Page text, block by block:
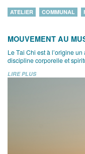
ATELIER COMMUNAL
MOUVEMENT AU
Le Tai Chi est à l’origine
discipline corporelle et
LIRE PLUS